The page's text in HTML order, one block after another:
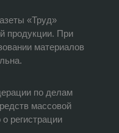
«Труд»
продукции. При
материалов
по делам
массовой
регистрации